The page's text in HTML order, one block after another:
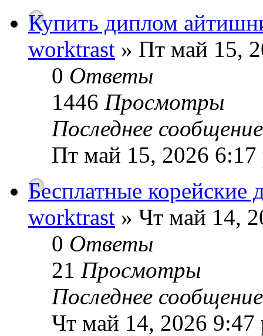
Купить диплом
worktrast » Пт май 15,
0 Ответы
1446 Просмотры
Последнее
Пт май 15, 2026 6:17
Бесплатные
worktrast » Чт май 14,
0 Ответы
21 Просмотры
Последнее
Чт май 14, 2026 9:47